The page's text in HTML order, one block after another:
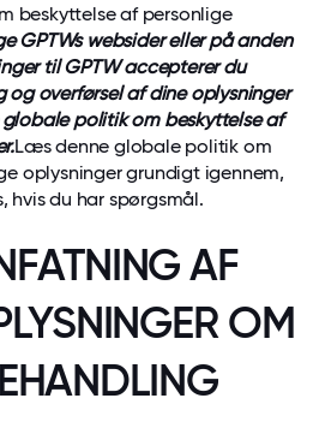
beskyttelse af personlige
GPTWs websider eller på anden
til GPTW accepterer du
og overførsel af dine oplysninger
politik om beskyttelse af
Læs denne globale politik om
oplysninger grundigt igennem,
hvis du har spørgsmål.
AF
OM